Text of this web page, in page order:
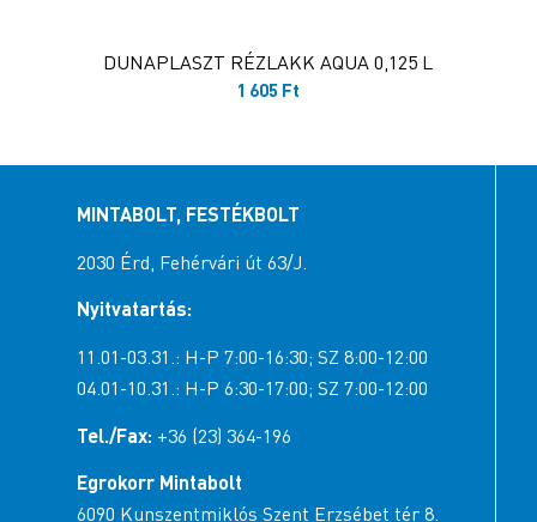
DUNAPLASZT RÉZLAKK AQUA 0,125 L
1 605 Ft
MINTABOLT, FESTÉKBOLT
2030 Érd, Fehérvári út 63/J.
Nyitvatartás:
11.01-03.31.: H-P 7:00-16:30; SZ 8:00-12:00
04.01-10.31.: H-P 6:30-17:00; SZ 7:00-12:00
Tel./Fax: +36 (23) 364-196
Egrokorr Mintabolt
6090 Kunszentmiklós Szent Erzsébet tér 8.